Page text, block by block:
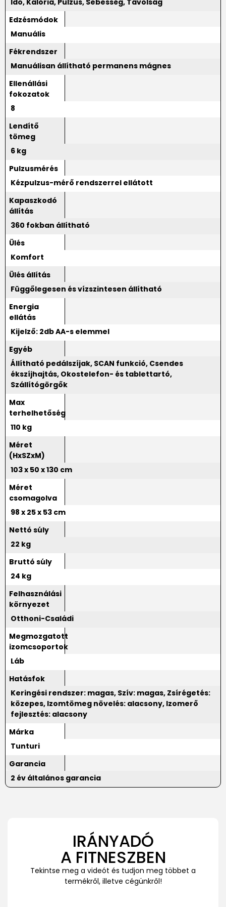
Edzésmódok
Manuális
Fékrendszer
Manuálisan állítható permanens mágnes
Ellenállási
fokozatok
8
Lendítő
tömeg
6 kg
Pulzusmérés
Kézpulzus-mérő rendszerrel ellátott
Kapaszkodó
állítás
360 fokban állítható
Ülés
Komfort
Ülés állítás
Függőlegesen és vízszintesen állítható
Energia
ellátás
Kijelző: 2db AA-s elemmel
Egyéb
Állítható pedálszíjak, SCAN funkció, Csendes
ékszíjhajtás, Okostelefon- és tablettartó,
Szállítógörgők
Max
terhelhetőség
110 kg
Méret
(HxSZxM)
103 x 50 x 130 cm
Méret
csomagolva
98 x 25 x 53 cm
Nettó súly
22 kg
Bruttó súly
24 kg
Felhasználási
környezet
Otthoni-Családi
Megmozgatott
izomcsoportok
Láb
Hatásfok
Keringési rendszer: magas, Szív: magas, Zsírégetés:
közepes, Izomtömeg növelés: alacsony, Izomerő
fejlesztés: alacsony
Márka
Tunturi
Garancia
2 év általános garancia
IRÁNYADÓ
A FITNESZBEN
Tekintse meg a videót és tudjon meg többet a
termékről, illetve cégünkről!